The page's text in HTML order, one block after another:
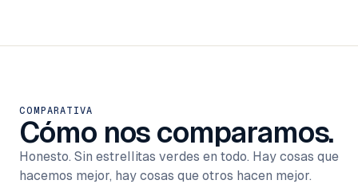
COMPARATIVA
Cómo nos comparamos.
Honesto. Sin estrellitas verdes en todo. Hay cosas que
hacemos mejor, hay cosas que otros hacen mejor.